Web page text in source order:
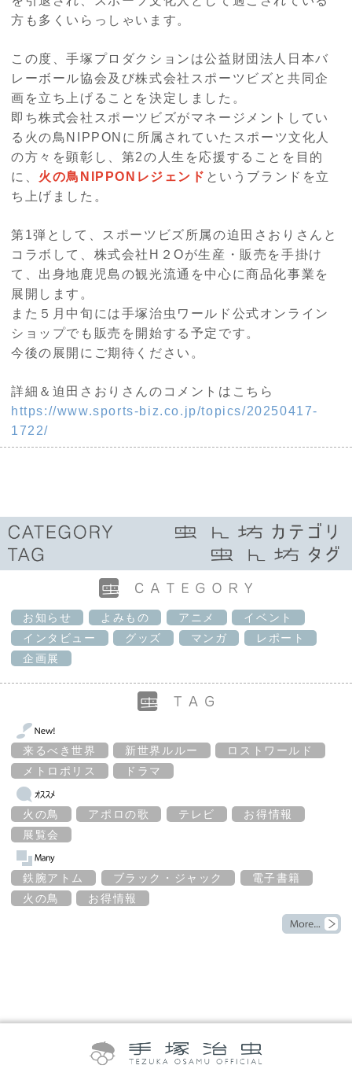
方も多くいらっしゃいます。
この度、手塚プロダクションは公益財団法人日本バ
レーボール協会及び株式会社スポーツビズと共同企
画を立ち上げることを決定しました。
即ち株式会社スポーツビズがマネージメントしてい
る火の鳥 NIPPON に所属されていたスポーツ文化人
の方々を顕彰し、第2の人生を応援することを目的
に、 火の鳥NIPPONレジェンド というブランドを立
ち上げました。
第1弾として、スポーツビズ所属の迫田さおりさんと
コラボして、株式会社 H ２Oが生産・販売を手掛け
て、出身地鹿児島の観光流通を中心に商品化事業を
展開します。
また５月中旬には手塚治虫ワールド公式オンライン
ショップでも販売を開始する予定です。
今後の展開にご期待ください。
詳細＆迫田さおりさんのコメントはこちら
https://www.sports-biz.co.jp/topics/20250417-
1722/
お知らせ よみもの アニメ
イベント
インタビュー
グッズ マンガ
レポート
企画展
来るべき世界 新世界ルルー
ロストワールド
メトロポリス
ドラマ
火の鳥 アポロの歌 テレビ
お得情報
展覧会
鉄腕アトム ブラック・ジャック
電子書籍
火の鳥
お得情報